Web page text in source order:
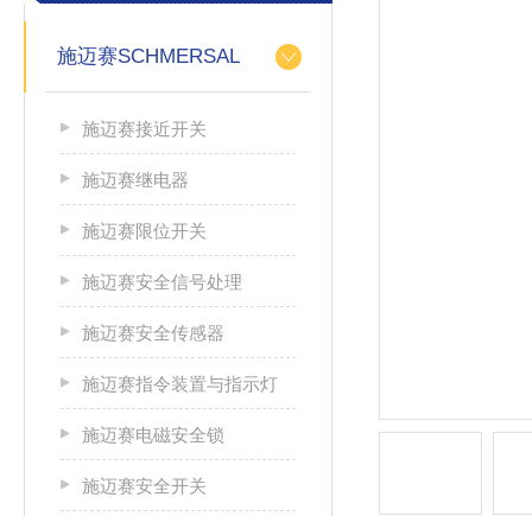
施迈赛SCHMERSAL
施迈赛接近开关
施迈赛继电器
施迈赛限位开关
施迈赛安全信号处理
施迈赛安全传感器
施迈赛指令装置与指示灯
施迈赛电磁安全锁
施迈赛安全开关